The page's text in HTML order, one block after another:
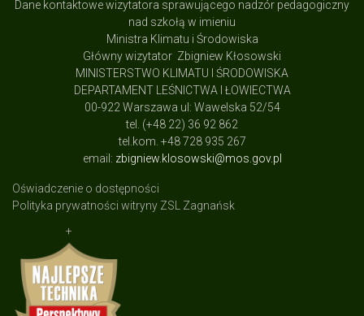
Dane kontaktowe wizytatora sprawującego nadzór pedagogiczny
nad szkołą w imieniu
Ministra Klimatu i Środowiska
Główny wizytator Zbigniew Kłosowski
MINISTERSTWO KLIMATU I ŚRODOWISKA
DEPARTAMENT LEŚNICTWA I ŁOWIECTWA
00-922 Warszawa ul: Wawelska 52/54
tel. (+48 22) 36 92 862
tel.kom. +48 728 935 267
email: zbigniew.klosowski@mos.gov.pl
Oświadczenie o dostępności
Polityka prywatności witryny ZSL Zagnańsk
+